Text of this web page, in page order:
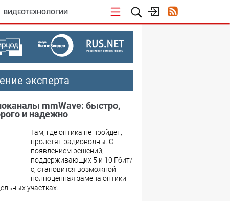
ВИДЕОТЕХНОЛОГИИ
эксперта
mmWave: быстро,
и надежно
Там, где оптика не пройдет,
пролетят радиоволны. С
появлением решений,
поддерживающих 5 и 10 Гбит/
с, становится возможной
полноценная замена оптики
участках.